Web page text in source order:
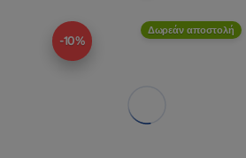
-10%
Δωρεάν αποστολή